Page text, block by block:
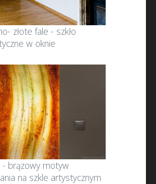
złote fale - szkło
w oknie
- brązowy motyw
na szkle artystycznym